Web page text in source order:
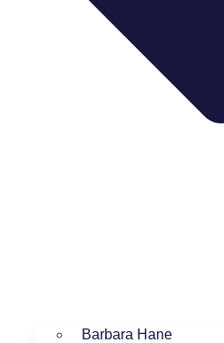
Barbara Hane